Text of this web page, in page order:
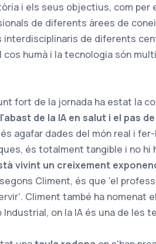
i els seus objectius, com per
de diferents àrees de
de diferents
humà i la tecnologia són
fort de la jornada ha estat la
l'abast de la IA en salut i el pas
agafar dades del món real i
és totalment tangible i no hi
vivint un creixement
Climent, és que 'el
Climent també ha nomenat
on la IA és una de les